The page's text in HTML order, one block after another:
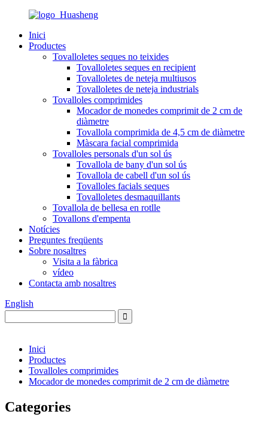
Inici
Productes
Tovalloletes seques no teixides
Tovalloletes seques en recipient
Tovalloletes de neteja multiusos
Tovalloletes de neteja industrials
Tovalloles comprimides
Mocador de monedes comprimit de 2 cm de
diàmetre
Tovallola comprimida de 4,5 cm de diàmetre
Màscara facial comprimida
Tovalloles personals d'un sol ús
Tovallola de bany d'un sol ús
Tovallola de cabell d'un sol ús
Tovalloles facials seques
Tovalloletes desmaquillants
Tovallola de bellesa en rotlle
Tovallons d'empenta
Notícies
Preguntes freqüents
Sobre nosaltres
Visita a la fàbrica
vídeo
Contacta amb nosaltres
English
Inici
Productes
Tovalloles comprimides
Mocador de monedes comprimit de 2 cm de diàmetre
Categories